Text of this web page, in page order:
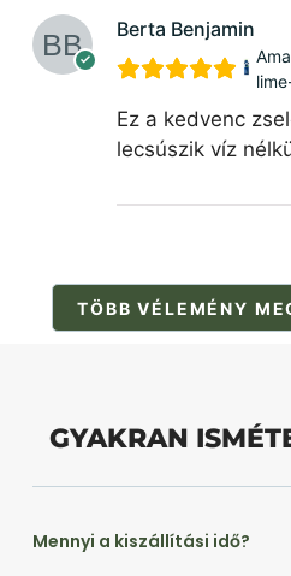
Berta Benjamin
Ez a kedvenc
lecsúszik víz
TÖBB VÉLEMÉNY
GYAKRAN
Mennyi a kiszállítási idő?